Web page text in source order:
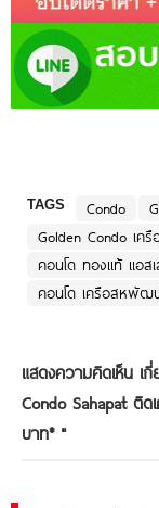
TAGS Condo
Golden Condo เ
คอนโด ทองแท้ แอส
คอนโด เครือสหพัฒ
แสดงความคิดเห็น เ
Condo Sahapat ติด
บาท*"